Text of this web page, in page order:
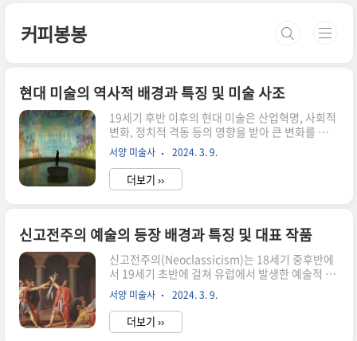
커피봉봉
현대 미술의 역사적 배경과 특징 및 미술 사조
19세기 후반 이후의 현대 미술은 산업혁명, 사회적
변화, 정치적 격동 등의 영향을 받아 큰 변화를 겪었
습니다. 이 시기에는 다양한 예술적 운동이 등장하
면서 전통적인 예술 양식을 거부하고 새로운 방식
으로 인간의 감정과 경험을 표현하고자 했으며, 다
양한 장르와 스타일을 포함하여 자유로운 표현과
명은 사회와 경제의 변화를 촉발시켰습니다. 이에
따른 도시화와 산업화는 사회 구조의 변화를 초래
하여 인간의 삶과 문화에 큰 변화를 가져왔습니다.
이로 인해 예술가들도 새로운 표현 방식을 모색하
게 되었습니다. 식민지 확장과 국가주의 운동은 문
화적 다양성을 증가시키고, 예술가들은 다양한 문
화적 영감을 받게 되었습니다. 제1..
서양 미술사 2024. 3. 9.
더보기 ››
신고전주의 예술의 등장 배경과 특징 및 대표 작품
신고전주의(Neoclassicism)는 18세기 중후반에
서 19세기 초반에 걸쳐 유럽에서 발생한 예술적 운
동으로, 고대 그리스와 로마 예술에 대한 회귀와 복
원을 중심으로 합니다. 이 운동은 혁명적 변화와 역
사적 변화의 영향을 받았으며, 그 특징과 대표적인
작품을 살펴보겠습니다. 신고전주의
서양 미술사 2024. 3. 9.
더보기 ››